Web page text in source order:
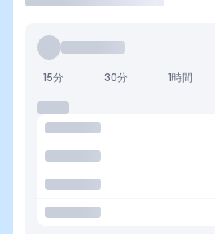
15分 30分 1時間